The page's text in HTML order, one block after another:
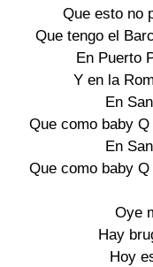
Que esto no
Que tengo el
En Puerto
Y en la
En
Que como baby
En
Que como baby
Oye
Hay
Hoy